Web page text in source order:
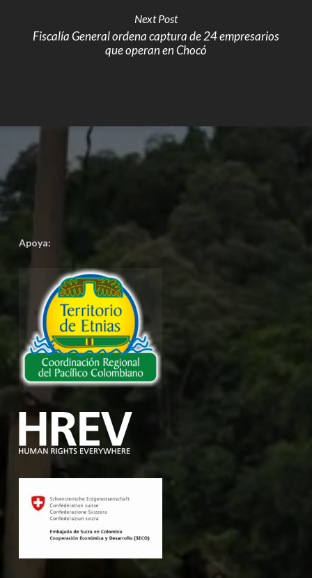
Next Post
Fiscalía General ordena captura de 24 empresarios
que operan en Chocó
Apoya: